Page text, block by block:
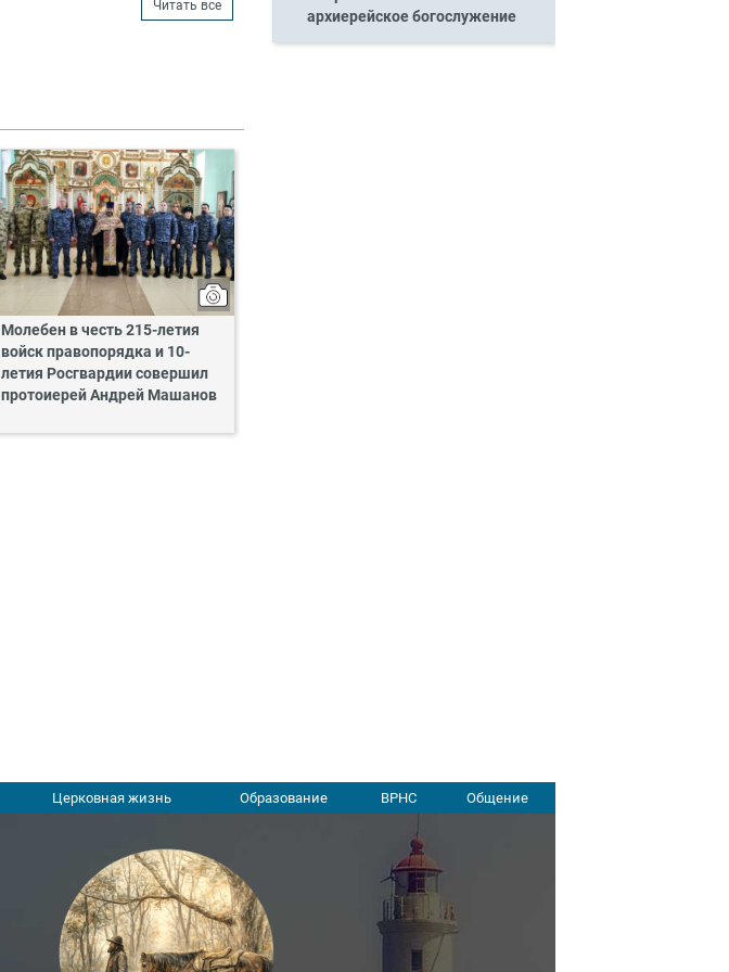
Читать все
Молебен в честь 215-летия
войск правопорядка и 10-
летия Росгвардии совершил
протоиерей Андрей Машанов
архиерейское богослужение
Церковная жизнь Образование ВРНС Общение